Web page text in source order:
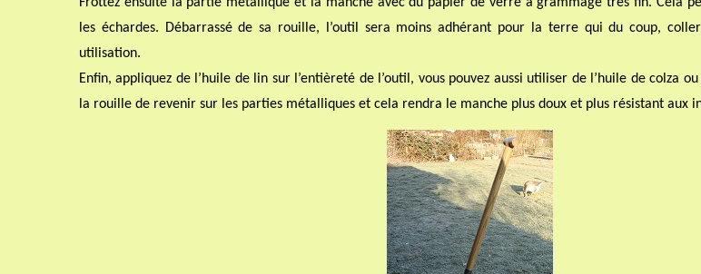
les échardes. Débarrassé de sa rouille, l’outil sera moins adhérant pour la terre qui du coup,
utilisation.
Enfin, appliquez de l’huile de lin sur l’entièreté de l’outil, vous pouvez aussi utiliser de l’huile de colza
la rouille de revenir sur les parties métalliques et cela rendra le manche plus doux et plus résistant aux